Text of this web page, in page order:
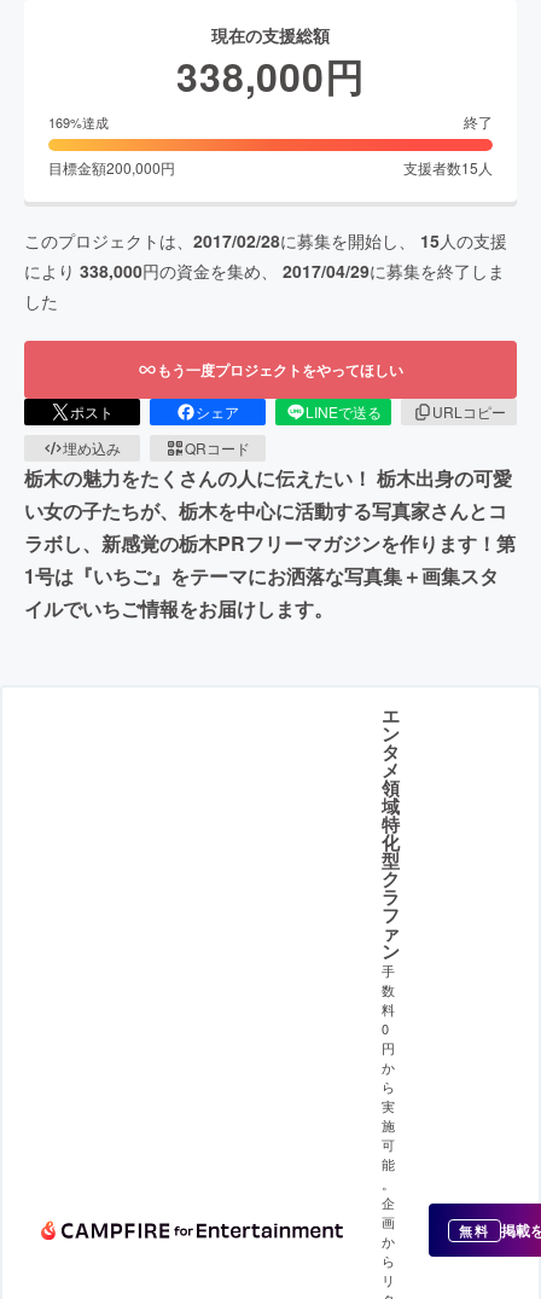
現在の支援総額
338,000円
169%達成 終了
目標金額200,000円 支援者数15 人
このプロジェクトは、 2017/02/28に募集を開始し、 15人の支援
により 338,000円の資金を集め、 2017/04/29に募集を終了しま
した
もう一度プロジェクトをやってほしい
ポスト シェア LINEで送る
URLコピー
埋め込み
QRコード
栃木の魅力をたくさんの人に伝えたい！ 栃木出身の可愛
い女の子たちが、栃木を中心に活動する写真家さんとコ
ラボし、新感覚の栃木PRフリーマガジンを作ります！第
1号は『いちご』をテーマにお洒落な写真集＋画集スタ
イルでいちご情報をお届けします。
エ
ン
タ
メ
領
域
特
化
型
ク
ラ
フ
ァ
ン
手
数
料
0
円
か
ら
実
施
可
能
企
画
か
ら
リ
無料 掲載